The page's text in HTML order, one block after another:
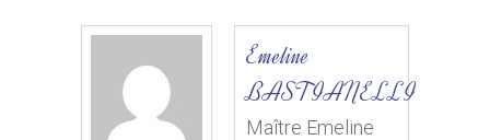
Emeline
BASTIANELLI
Maître Emeline